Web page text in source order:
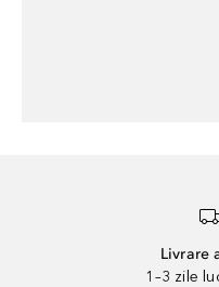
Livrare
1–3 zile